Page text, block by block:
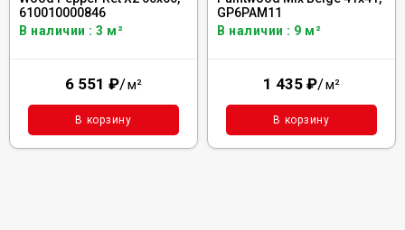
610010000846
В наличии : 3 м²
6 551 ₽/м²
В корзину
GP6PAM11
В наличии : 9 м²
1 435 ₽/м²
В корзину